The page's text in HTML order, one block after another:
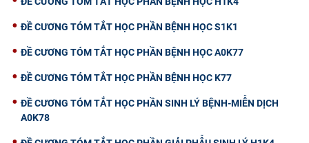
ĐỀ CƯƠNG TÓM TẮT HỌC PHẦN BỆNH HỌC S1K1
ĐỀ CƯƠNG TÓM TẮT HỌC PHẦN BỆNH HỌC A0K77
ĐỀ CƯƠNG TÓM TẮT HỌC PHẦN BỆNH HỌC K77
ĐỀ CƯƠNG TÓM TẮT HỌC PHẦN SINH LÝ BỆNH-MIỄN DỊCH
A0K78